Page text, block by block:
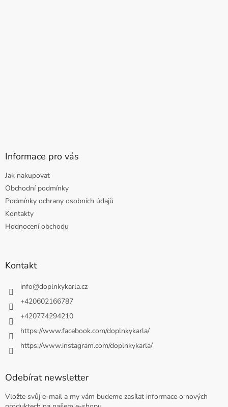
Informace pro vás
Jak nakupovat
Obchodní podmínky
Podmínky ochrany osobních údajů
Kontakty
Hodnocení obchodu
Kontakt
info@doplnkykarla.cz
+420602166787
+420774294210
https://www.facebook.com/doplnkykarla/
https://www.instagram.com/doplnkykarla/
Odebírat newsletter
Vložte svůj e-mail a my vám budeme zasílat informace o nových